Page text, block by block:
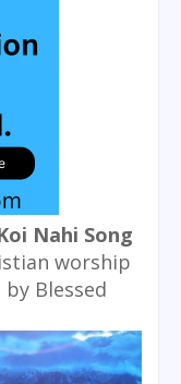
Nahi Song
worship
by Blessed